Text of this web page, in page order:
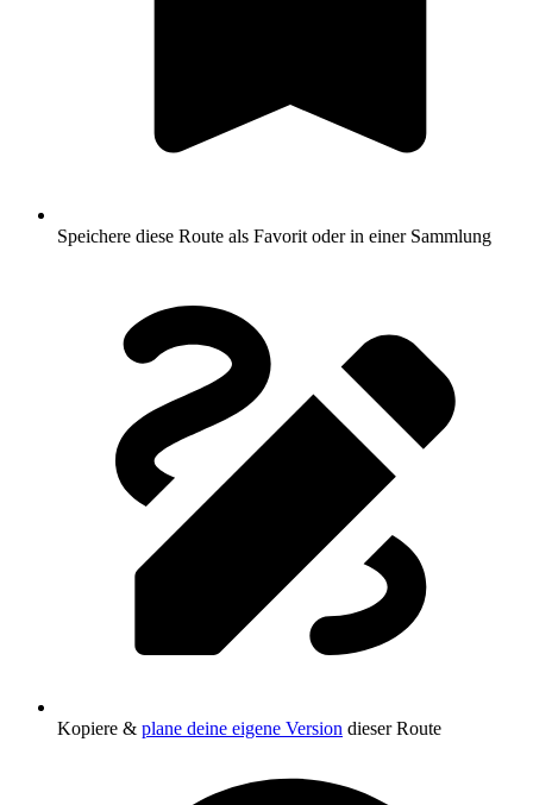
Speichere diese Route als Favorit oder in einer Sammlung
Kopiere & plane deine eigene Version dieser Route